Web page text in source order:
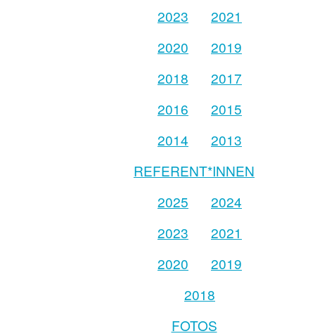
2023
2021
2020
2019
2018
2017
2016
2015
2014
2013
REFERENT*INNEN
2025
2024
2023
2021
2020
2019
2018
FOTOS